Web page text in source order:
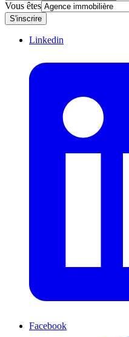
Vous êtes
S'inscrire
Linkedin
Facebook